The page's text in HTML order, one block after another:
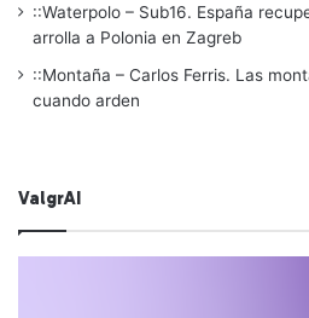
::Waterpolo – Sub16. España
arrolla a Polonia en Zagreb
::Montaña – Carlos Ferris. Las
cuando arden
ValgrAI